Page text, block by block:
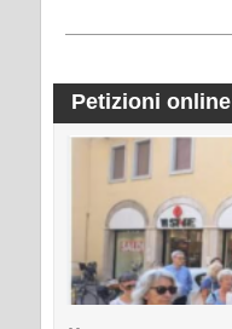
Petizioni online